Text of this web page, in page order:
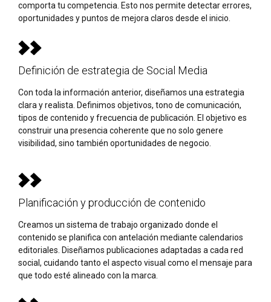
comporta tu competencia. Esto nos permite detectar errores,
oportunidades y puntos de mejora claros desde el inicio.
Definición de estrategia de Social Media
Con toda la información anterior, diseñamos una estrategia
clara y realista. Definimos objetivos, tono de comunicación,
tipos de contenido y frecuencia de publicación. El objetivo es
construir una presencia coherente que no solo genere
visibilidad, sino también oportunidades de negocio.
Planificación y producción de contenido
Creamos un sistema de trabajo organizado donde el
contenido se planifica con antelación mediante calendarios
editoriales. Diseñamos publicaciones adaptadas a cada red
social, cuidando tanto el aspecto visual como el mensaje para
que todo esté alineado con la marca.